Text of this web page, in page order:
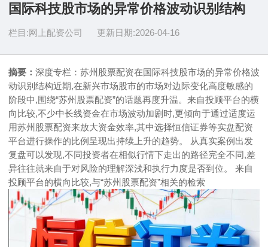
国际科技股市场的异常价格波动识别结构
栏目:网上配资公司 更新日期:2026-04-16
摘要： 深度专栏：苏州股票配资在国际科技股市场的异常价格波
动识别结构近期,在新兴市场股市的市场对边际变化高度敏感的
阶段中,围绕“苏州股票配资”的话题再度升温。来自投顾平台的横
向比较,不少中长线资金在市场波动加剧时,更倾向于通过适度运
用苏州股票配资来放大资金效率,其中选择恒信证券等实盘配资
平台进行操作的比例呈现出持续上升的趋势。 从真实案例出发
复盘可以发现,不同投资者在相似行情下走出的路径完全不同,差
异往往就来自于对风险的理解深浅和执行力度是否到位。 来自
投顾平台的横向比较,与“苏州股票配资”相关的检索